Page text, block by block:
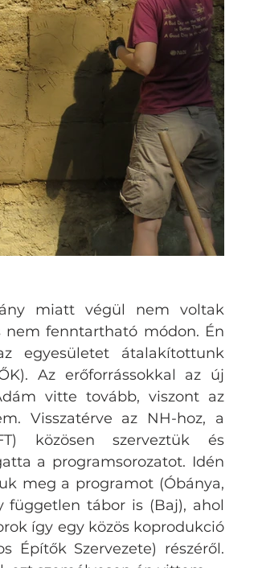
miatt végül nem voltak
nem fenntartható módon. Én
egyesületet átalakítottunk
Az erőforrássokkal az új
vitte tovább, viszont az
Visszatérve az NH-hoz, a
közösen szerveztük és
a programsorozatot. Idén
meg a programot (Óbánya,
független tábor is (Baj), ahol
így egy közös koprodukció
Építők Szervezete) részéről.